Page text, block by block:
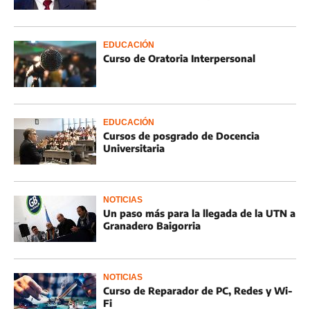
EDUCACIÓN
Curso de Oratoria Interpersonal
EDUCACIÓN
Cursos de posgrado de Docencia
Universitaria
NOTICIAS
Un paso más para la llegada de la UTN a
Granadero Baigorria
NOTICIAS
Curso de Reparador de PC, Redes y Wi-
Fi